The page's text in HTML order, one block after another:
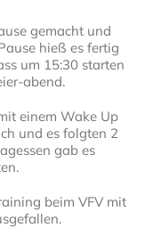
gemacht und
hieß es fertig
um 15:30 starten
abend.
einem Wake Up
und es folgten 2
gab es
beim VFV mit